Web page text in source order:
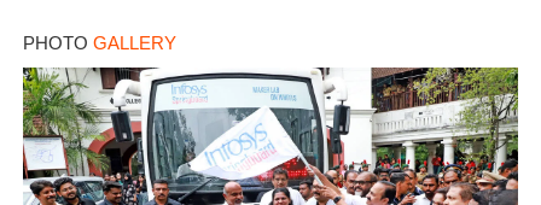
PHOTO GALLERY